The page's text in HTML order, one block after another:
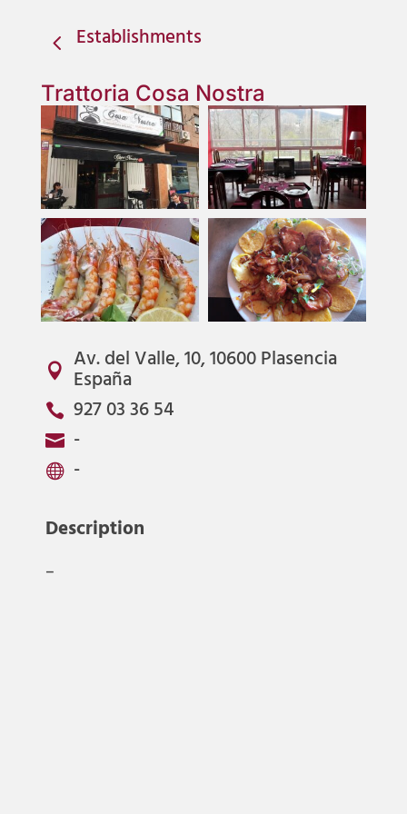
4 Establishments
Trattoria Cosa Nostra
 Av. del Valle, 10, 10600 Plasencia
España
 927 03 36 54
 -
 -
Description
–